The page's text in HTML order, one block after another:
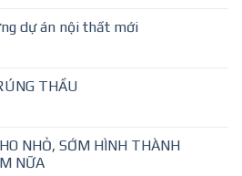
dự án nội thất mới
THẦU
NHỎ, SỚM HÌNH THÀNH
NỮA